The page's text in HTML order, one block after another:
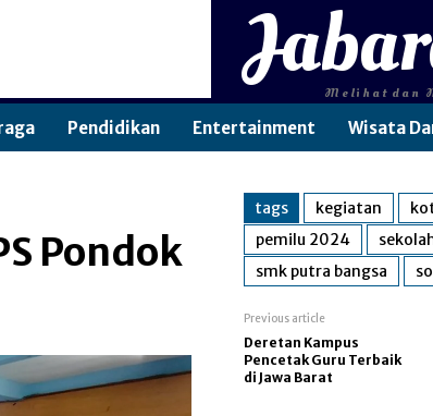
Melihat dan
Pendidikan Entertainment Wisata
Pondok
tags kegiatan
pemilu 2024
smk putra bangsa
Previous article
Deretan Kampus
Pencetak Guru Terbaik
di Jawa Barat